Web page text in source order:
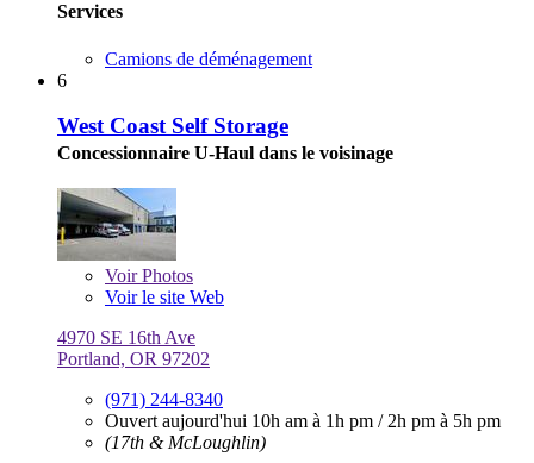
Services
Camions de déménagement
6
West Coast Self Storage
Concessionnaire U-Haul dans le voisinage
VoirPhotos
Voir le site Web
4970 SE 16th Ave
Portland, OR 97202
(971) 244-8340
Ouvert aujourd'hui 10h am à 1h pm / 2h pm à 5h pm
(17th & McLoughlin)